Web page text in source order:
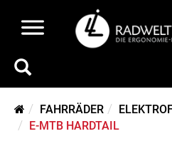
FAHRRÄDER
E-MTB HARDTAIL